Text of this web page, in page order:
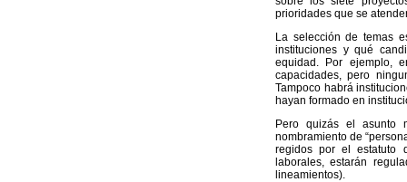
prioridades que se
La selección de temas
instituciones y qué
equidad. Por ejemplo,
capacidades, pero
Tampoco habrá
hayan formado en
Pero quizás el asunto
nombramiento de
regidos por el estatuto
laborales, estarán
lineamientos).